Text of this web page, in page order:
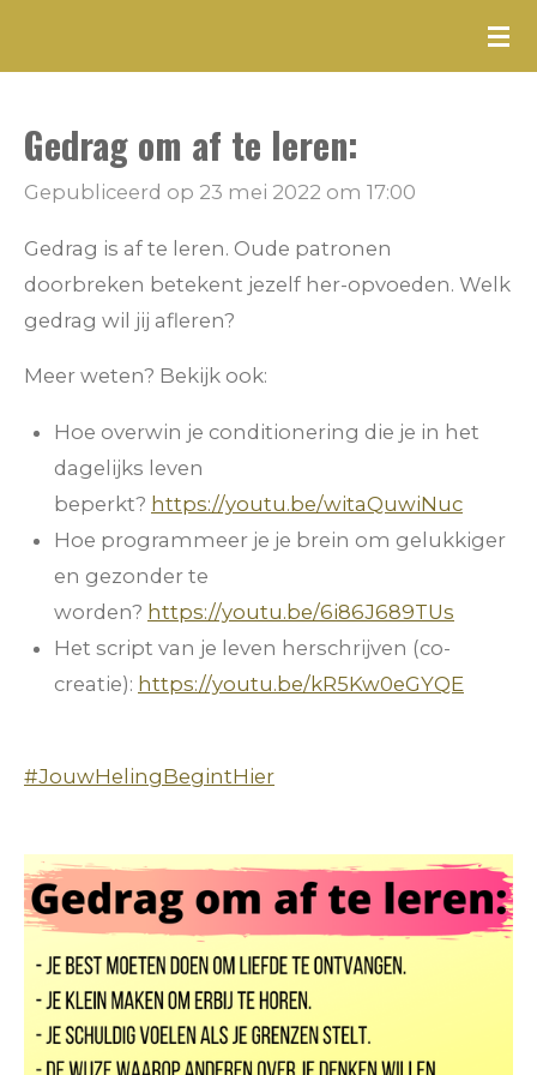
de
hoofdinhoud
Gedrag om af te leren:
Gepubliceerd op 23 mei 2022 om 17:00
Gedrag is af te leren. Oude patronen
doorbreken betekent jezelf her-opvoeden. Welk
gedrag wil jij afleren?
Meer weten? Bekijk ook:
Hoe overwin je conditionering die je in het
dagelijks leven
beperkt? https://youtu.be/witaQuwiNuc
Hoe programmeer je je brein om gelukkiger
en gezonder te
worden? https://youtu.be/6i86J689TUs
Het script van je leven herschrijven (co-
creatie): https://youtu.be/kR5Kw0eGYQE
#JouwHelingBegintHier